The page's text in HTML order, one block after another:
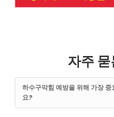
자주
하수구막힘 예방을 위해 가장
요?